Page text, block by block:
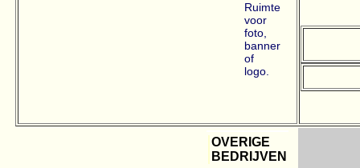
Ruimte
voor
foto,
banner
of
logo.
OVERIGE
BEDRIJVEN